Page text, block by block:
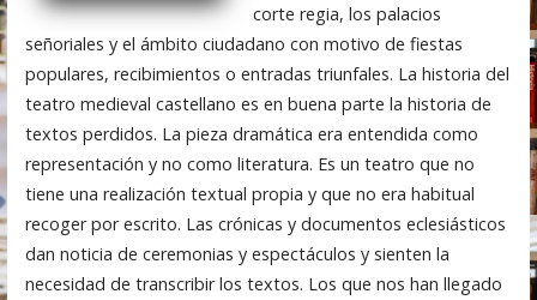
corte regia, los palacios
señoriales y el ámbito ciudadano con motivo de fiestas
populares, recibimientos o entradas triunfales. La historia del
teatro medieval castellano es en buena parte la historia de
textos perdidos. La pieza dramática era entendida como
representación y no como literatura. Es un teatro que no
tiene una realización textual propia y que no era habitual
recoger por escrito. Las crónicas y documentos eclesiásticos
dan noticia de ceremonias y espectáculos y sienten la
necesidad de transcribir los textos. Los que nos han llegado